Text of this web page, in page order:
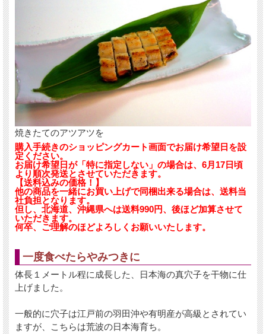
焼きたてのアツアツを
購入手続きのショッピングカート画面でお届け希望日を設
定ください。
お届け希望日が「特に指定しない」の場合は、6月17日頃
より順次発送とさせていただきます。
【送料込みの価格！】
他の商品を一緒にお買い上げで同梱出来る場合は、送料当
社負担となります。
但し、北海道、沖縄県へは送料990円、後ほど加算させて
いただきます。
何卒、ご理解のほどよろしくお願いいたします。
一度食べたらやみつきに
体長１メートル程に成長した、日本海の真穴子を干物に仕
上げました。
一般的に穴子は江戸前の羽田沖や有明産が高級とされてい
ますが、こちらは荒波の日本海育ち。